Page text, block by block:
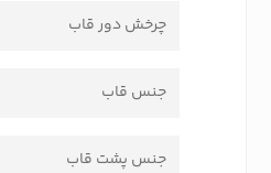
چرخش دور قاب
جنس قاب
جنس پشت قاب